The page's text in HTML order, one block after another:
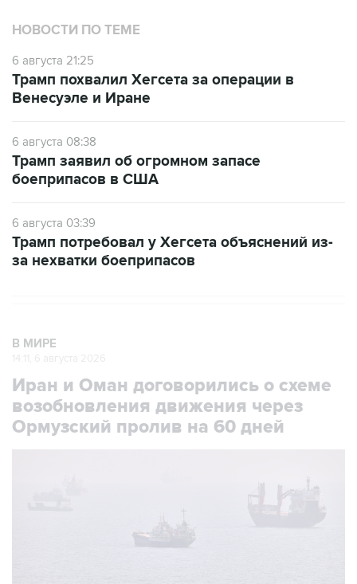
НОВОСТИ ПО ТЕМЕ
6 августа 21:25
Трамп похвалил Хегсета за операции в
Венесуэле и Иране
6 августа 08:38
Трамп заявил об огромном запасе
боеприпасов в США
6 августа 03:39
Трамп потребовал у Хегсета объяснений из-
за нехватки боеприпасов
В МИРЕ
14:11, 6 августа 2026
Иран и Оман договорились о схеме
возобновления движения через
Ормузский пролив на 60 дней